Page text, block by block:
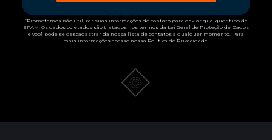
*Prometemos não utilizar suas informações de contato para enviar qualquer tipo de
SPAM. Os dados coletados são tratados nos termos da Lei Geral de Proteção de Dados
e você pode se descadastrar da nossa lista de contatos a qualquer momento. Para
mais informações acesse nossa Política de Privacidade.